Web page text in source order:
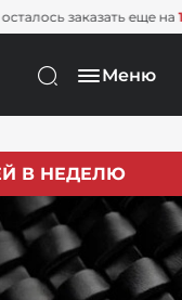
осталось заказать
Меню
В НЕДЕЛЮ